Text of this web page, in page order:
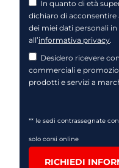
In quanto di età
dichiaro di
dei miei dati personali
all’informativa privacy.
Desidero ricevere
commerciali e
prodotti e servizi a
** le sedi contrassegnate
solo corsi online
RICHIEDI